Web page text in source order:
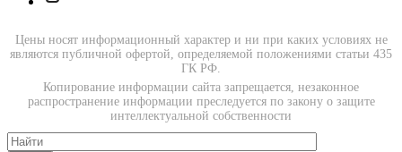
Цены носят информационный характер и ни при каких условиях не
являются публичной офертой, определяемой положениями статьи 435
ГК РФ.
Копирование информации сайта запрещается, незаконное
распространение информации преследуется по закону о защите
интеллектуальной собственности